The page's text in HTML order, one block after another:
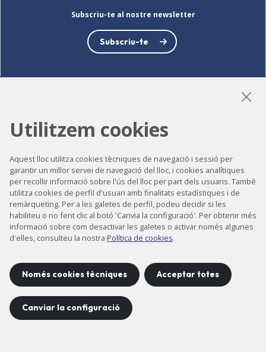
Subscriu-te al nostre newsletter
Subscriu-te
Accessibilitat
Contacte
Avís legal
Política de privacitat
Mapa del lloc
©2026CELLS
Utilitzem cookies
Aquest lloc utilitza cookies tècniques de navegació i sessió per
garantir un millor servei de navegació del lloc, i cookies analítiques
per recollir informació sobre l'ús del lloc per part dels usuaris. També
utilitza cookies de perfil d'usuari amb finalitats estadístiques i de
remàrqueting. Per a les galetes de perfil, podeu decidir si les
habiliteu o no fent clic al botó 'Canvia la configuració'. Per obtenir més
informació sobre com desactivar les galetes o activar només algunes
d'elles, consulteu la nostra Política de cookies.
Només cookies tècniques Acceptar totes
Canviar la configuració